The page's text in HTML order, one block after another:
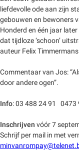
liefdevolle ode aan zijn
gebouwen en bewoners
Honderd en één jaar
dat tijdloze ‘schoon’
auteur Felix
Commentaar van Jos:
door andere ogen”.
Info: 03 488 24 91 0473
Inschrijven vóór 7
Schrijf per mail in met